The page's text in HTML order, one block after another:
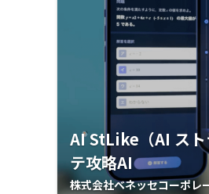
AI StLike（AI ス
テ攻略AI
株式会社ベネッセコーポレ